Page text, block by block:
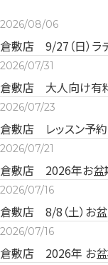
2026/08/06
倉敷店 9/27（日）ラ
2026/07/31
倉敷店 大人向け有
2026/07/23
倉敷店 レッスン予約
2026/07/21
倉敷店 2026年お盆
2026/07/16
倉敷店 8/8（土）お
2026/07/16
倉敷店 2026年 お盆